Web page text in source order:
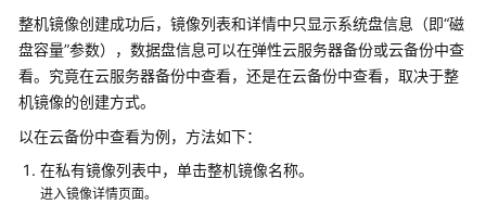
SDK
考
场
景
代
整机镜像创建成功后，镜像列表和详情中只显示系统盘信息（即“磁
盘容量”参数），数据盘信息可以在弹性云服务器备份或云备份中查
看。究竟在云服务器备份中查看，还是在云备份中查看，取决于整
机镜像的创建方式。
以在云备份中查看为例，方法如下：
在私有镜像列表中，单击整机镜像名称。
进入镜像详情页面。